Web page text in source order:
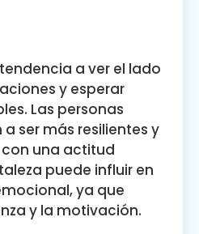
a ver el lado
y esperar
Las personas
ser más resilientes y
una actitud
puede influir en
ya que
y la motivación.